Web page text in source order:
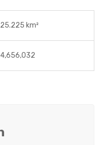
km²